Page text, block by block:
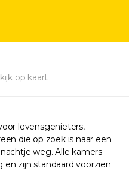
op kaart
levensgenieters,
die op zoek is naar een
weg. Alle kamers
zijn standaard voorzien